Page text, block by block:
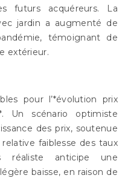
futurs acquéreurs. La
jardin a augmenté de
témoignant de
extérieur.
pour l’*évolution prix
Un scénario optimiste
des prix, soutenue
faiblesse des taux
réaliste anticipe une
baisse, en raison de